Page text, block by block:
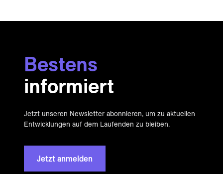
Bestens
informiert
Jetzt unseren Newsletter abonnieren, um zu aktuellen
Entwicklungen auf dem Laufenden zu bleiben.
Jetzt anmelden